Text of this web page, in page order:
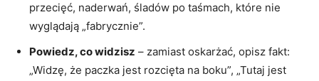
przecięć, naderwań, śladów po taśmach, które nie
wyglądają „fabrycznie”.
Powiedz, co widzisz – zamiast oskarżać, opisz fakt:
„Widzę, że paczka jest rozcięta na boku”, „Tutaj jest